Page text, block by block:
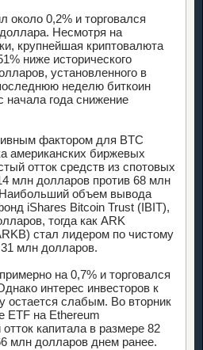
около 0,2% и торговался
Несмотря на
крупнейшая криптовалюта
ниже исторического
установленного в
неделю биткоин
начала года снижение
фактором для BTC
американских биржевых
отток средств из спотовых
млн долларов против 68 млн
объем вывода
iShares Bitcoin Trust (IBIT),
тогда как ARK
стал лидером по чистому
31 млн долларов.
на 0,7% и торговался
интерес инвесторов к
остается слабым. Во вторник
ETF на Ethereum
капитала в размере 82
млн долларов днем ранее.